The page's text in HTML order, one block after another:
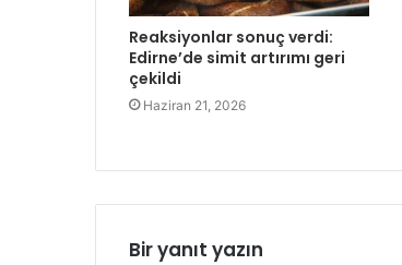
Reaksiyonlar sonuç verdi:
Edirne’de simit artırımı geri
çekildi
Haziran 21, 2026
Bir yanıt yazın